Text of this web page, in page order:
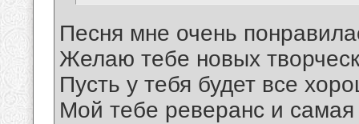
Песня мне очень
Желаю тебе новых
Пусть у тебя будет все
Мой тебе реверанс и